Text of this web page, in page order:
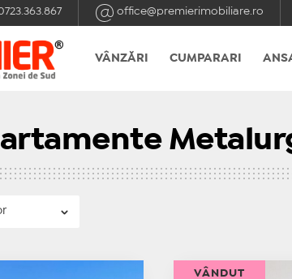
office@premierimobiliare.ro
VÂNZĂRI CUMPARARI
VÂNDUT